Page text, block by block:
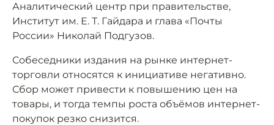
Аналитический центр при правительстве,
Институт им. Е. Т. Гайдара и глава «Почты
России» Николай Подгузов.
Собеседники издания на рынке интернет-
торговли относятся к инициативе негативно.
Сбор может привести к повышению цен на
товары, и тогда темпы роста объёмов интернет-
покупок резко снизится.